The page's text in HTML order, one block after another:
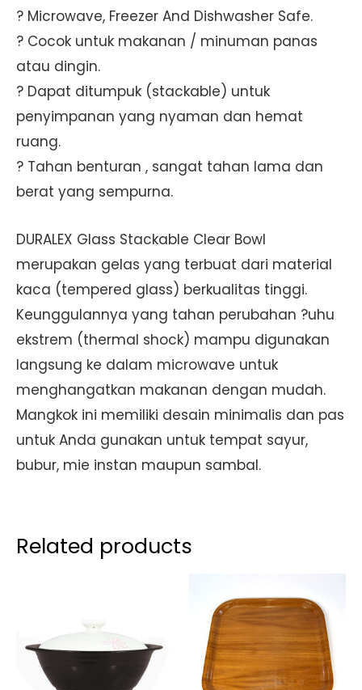
? Microwave, Freezer And Dishwasher Safe.
? Cocok untuk makanan / minuman panas
atau dingin.
? Dapat ditumpuk (stackable) untuk
penyimpanan yang nyaman dan hemat
ruang.
? Tahan benturan , sangat tahan lama dan
berat yang sempurna.
DURALEX Glass Stackable Clear Bowl
merupakan gelas yang terbuat dari material
kaca (tempered glass) berkualitas tinggi.
Keunggulannya yang tahan perubahan ?uhu
ekstrem (thermal shock) mampu digunakan
langsung ke dalam microwave untuk
menghangatkan makanan dengan mudah.
Mangkok ini memiliki desain minimalis dan pas
untuk Anda gunakan untuk tempat sayur,
bubur, mie instan maupun sambal.
Related products